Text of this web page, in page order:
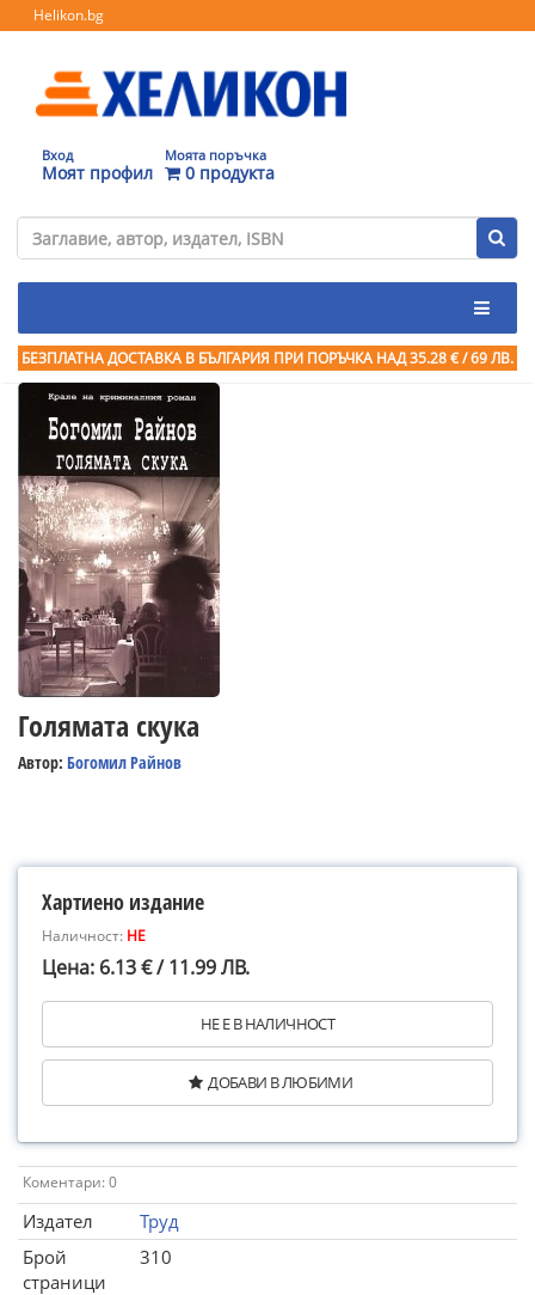
Helikon.bg
Вход
Моят профил
Моята поръчка
0 продукта
БЕЗПЛАТНА ДОСТАВКА В БЪЛГАРИЯ ПРИ ПОРЪЧКА НАД 35.28 € / 69 ЛВ.
Голямата скука
Автор: Богомил Райнов
Хартиено издание
Наличност: НЕ
Цена: 6.13 € / 11.99 ЛВ.
НЕ Е В НАЛИЧНОСТ
ДОБАВИ В ЛЮБИМИ
Коментари: 0
Издател
Труд
Брой
страници
310